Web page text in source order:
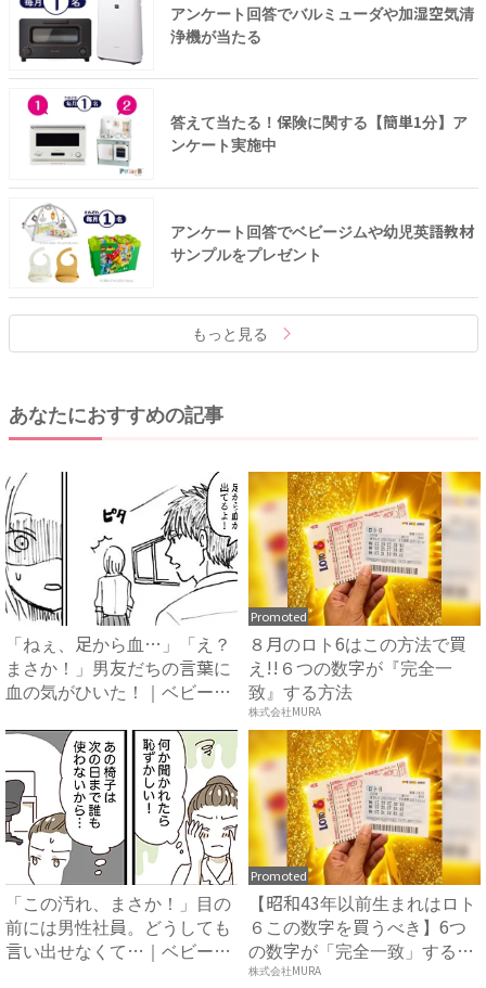
アンケート回答でバルミューダや加湿空気清
浄機が当たる
答えて当たる！保険に関する【簡単1分】ア
ンケート実施中
アンケート回答でベビージムや幼児英語教材
サンプルをプレゼント
もっと見る
あなたにおすすめの記事
「ねぇ、足から血…」「え？
まさか！」男友だちの言葉に
血の気がひいた！｜ベビーカ
Promoted
８月のロト6はこの方法で買
え!!６つの数字が『完全一
致』する方法
株式会社MURA
「この汚れ、まさか！」目の
前には男性社員。どうしても
言い出せなくて…｜ベビーカ
Promoted
【昭和43年以前生まれはロト
６この数字を買うべき】6つ
の数字が「完全一致」する
方...
株式会社MURA